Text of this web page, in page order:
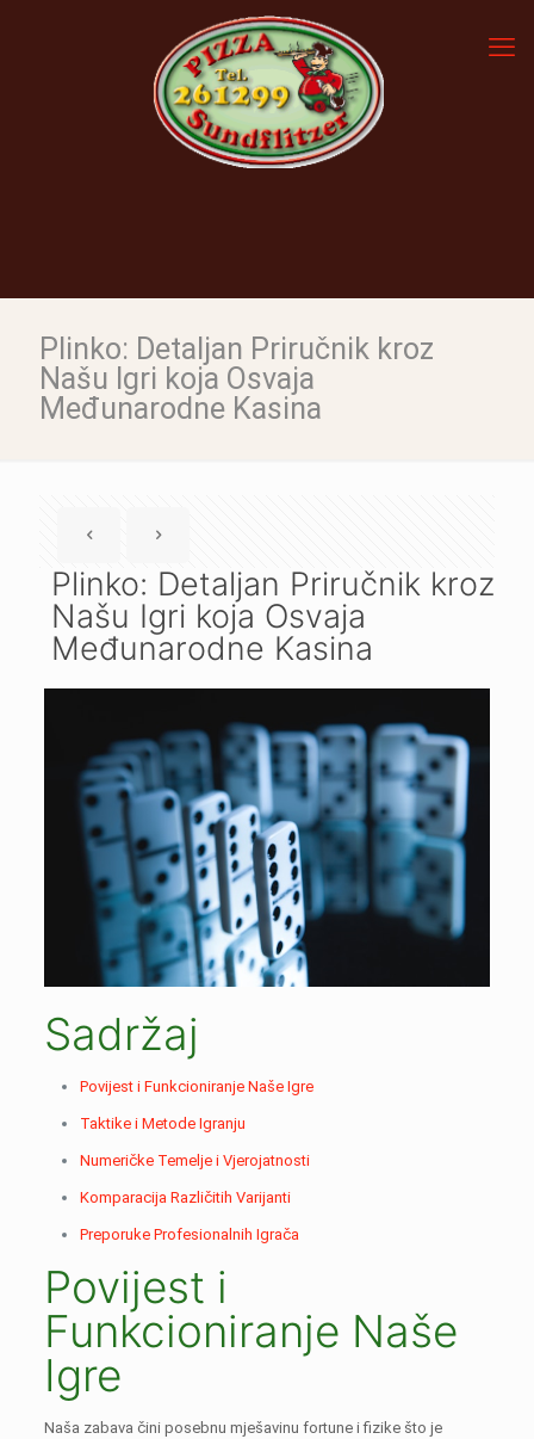
Plinko: Detaljan Priručnik kroz
Našu Igri koja Osvaja
Međunarodne Kasina
Plinko: Detaljan Priručnik kroz
Našu Igri koja Osvaja
Međunarodne Kasina
Sadržaj
Povijest i Funkcioniranje Naše Igre
Taktike i Metode Igranju
Numeričke Temelje i Vjerojatnosti
Komparacija Različitih Varijanti
Preporuke Profesionalnih Igrača
Povijest i
Funkcioniranje Naše
Igre
Naša zabava čini posebnu mješavinu fortune i fizike što je